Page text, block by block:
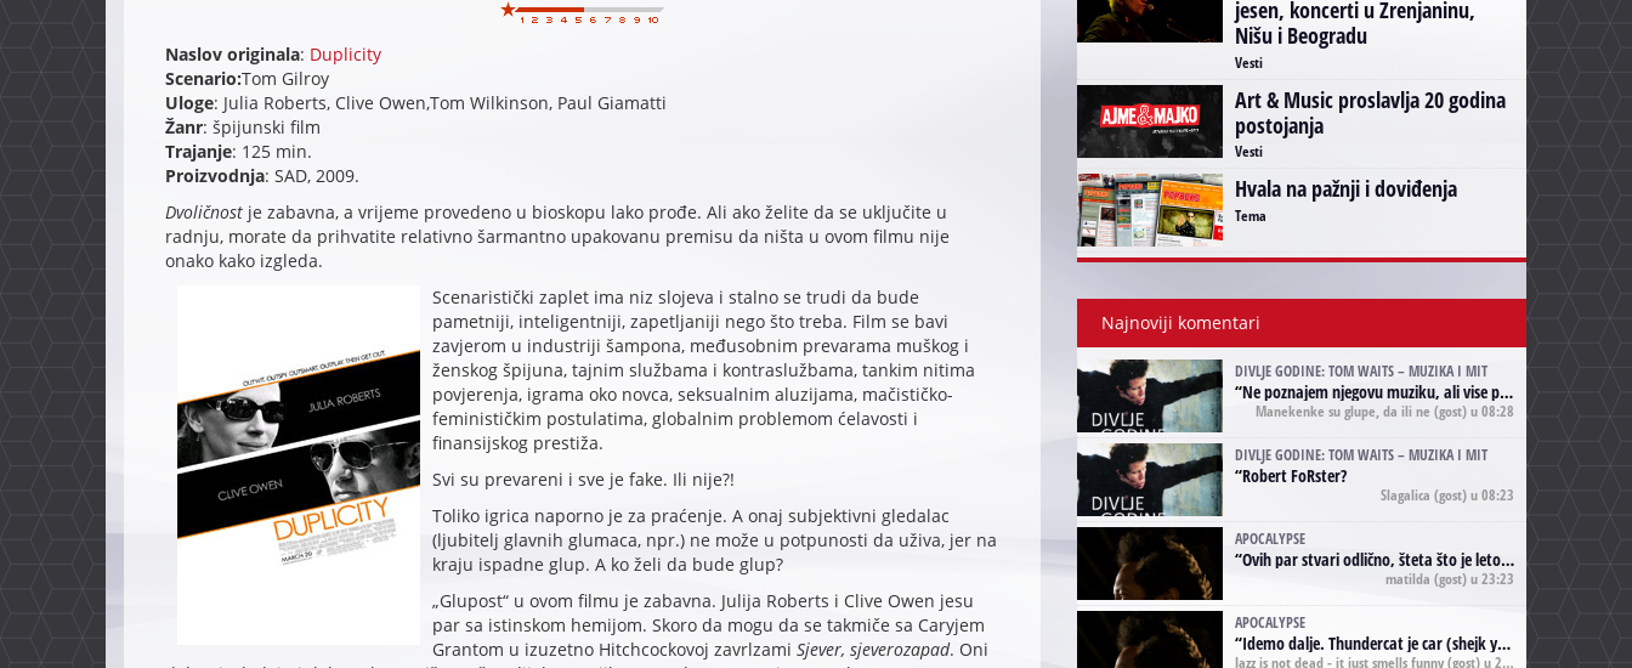
Naslov originala: Duplicity
Scenario:Tom Gilroy
Uloge: Julia Roberts, Clive Owen,Tom Wilkinson, Paul Giamatti
Žanr: špijunski film
Trajanje: 125 min.
Proizvodnja: SAD, 2009.
Dvoličnostje zabavna, a vrijeme provedeno u bioskopu lako prođe. Ali ako želite da se uključite u
radnju, morate da prihvatite relativno šarmantno upakovanu premisu da ništa u ovom filmu nije
onako kako izgleda.
Scenaristički zaplet ima niz slojeva i stalno se trudi da bude
pametniji, inteligentniji, zapetljaniji nego što treba. Film se bavi
zavjerom u industriji šampona, međusobnim prevarama muškog i
ženskog špijuna, tajnim službama i kontraslužbama, tankim nitima
povjerenja, igrama oko novca, seksualnim aluzijama, mačističko-
feminističkim postulatima, globalnim problemom ćelavosti i
finansijskog prestiža.
Svi su prevareni i sve je fake. Ili nije?!
Toliko igrica naporno je za praćenje. A onaj subjektivni gledalac
(ljubitelj glavnih glumaca, npr.) ne može u potpunosti da uživa, jer na
kraju ispadne glup. A ko želi da bude glup?
„Glupost“ u ovom filmu je zabavna. Julija Roberts i Clive Owen jesu
par sa istinskom hemijom. Skoro da mogu da se takmiče sa Caryjem
Grantom u izuzetno Hitchcockovoj zavrlzami Sjever, sjeverozapad. Oni
jesen, koncerti u Zrenjaninu,
Nišu i Beogradu
Vesti
Art & Music proslavlja 20 godina
postojanja
Vesti
Hvala na pažnji i doviđenja
Tema
Najnoviji komentari
DIVLJE GODINE: TOM WAITS – MUZIKA I MIT
“Ne poznajem njegovu muziku, ali vise puta nego sto sam to zazeleo gledao sam njegove umjetnicke slike na raznim stranama interneta. Te stoga zakljucujem da je Tom Waits Lady Gaga muzike namrstenih, ma
Manekenke su glupe, da ili ne (gost) u 08:28
DIVLJE GODINE: TOM WAITS – MUZIKA I MIT
“Robert FoRster?
Slagalica (gost) u 08:23
APOCALYPSE
“Ovih par stvari odlično, šteta što je leto pri kraju, a kaput koji te vervoatno podseća na pirotski ćilim je iz tradicije Navaho indijanaca ;)
matilda (gost) u 23:23
APOCALYPSE
“Idemo dalje. Thundercat je car (shejk yerbuti )!
Jazz is not dead - it just smells funny(gost) u 20:11